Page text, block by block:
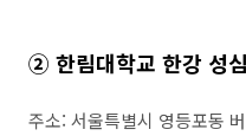
② 한림대학교 한강 성
주소: 서울특별시 영등포동